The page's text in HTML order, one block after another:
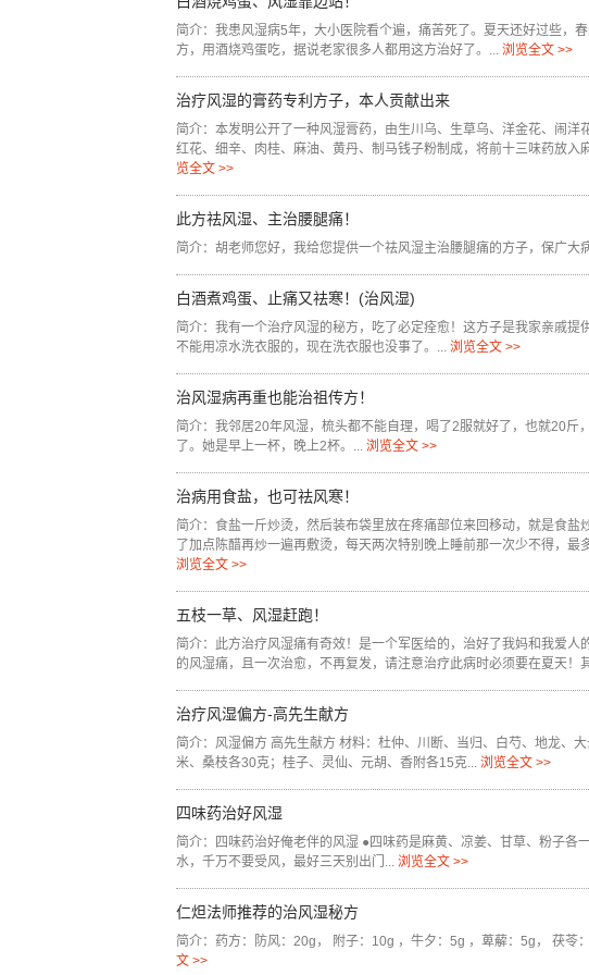
简介：我患风湿病5年，大小医院看个遍，痛苦死了。夏天还好过些，
方，用酒烧鸡蛋吃，据说老家很多人都用这方治好了。... 浏览全文 >>
治疗风湿的膏药专利方子，本人贡献出来
简介：本发明公开了一种风湿膏药，由生川乌、生草乌、洋金花、闹洋
红花、细辛、肉桂、麻油、黄丹、制马钱子粉制成，将前十三味药放
览全文 >>
此方祛风湿、主治腰腿痛！
简介：胡老师您好，我给您提供一个祛风湿主治腰腿痛的方子，保广大
白酒煮鸡蛋、止痛又祛寒！(治风湿)
简介：我有一个治疗风湿的秘方，吃了必定痊愈！这方子是我家亲戚
不能用凉水洗衣服的，现在洗衣服也没事了。... 浏览全文 >>
治风湿病再重也能治祖传方！
简介：我邻居20年风湿，梳头都不能自理，喝了2服就好了，也就20斤
了。她是早上一杯，晚上2杯。... 浏览全文 >>
治病用食盐，也可祛风寒！
简介：食盐一斤炒烫，然后装布袋里放在疼痛部位来回移动，就是食
了加点陈醋再炒一遍再敷烫，每天两次特别晚上睡前那一次少不得，
浏览全文 >>
五枝一草、风湿赶跑！
简介：此方治疗风湿痛有奇效！是一个军医给的，治好了我妈和我爱
的风湿痛，且一次治愈，不再复发，请注意治疗此病时必须要在夏天！
治疗风湿偏方-高先生献方
简介：风湿偏方 高先生献方 材料：杜仲、川断、当归、白芍、地龙、
米、桑枝各30克；桂子、灵仙、元胡、香附各15克... 浏览全文 >>
四味药治好风湿
简介：四味药治好俺老伴的风湿 ●四味药是麻黄、凉姜、甘草、粉子各
水，千万不要受风，最好三天别出门... 浏览全文 >>
仁炟法师推荐的治风湿秘方
简介：药方：防风：20g， 附子：10g ，牛夕：5g ，萆薢：5g， 茯苓
文 >>